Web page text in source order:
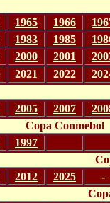
1965 1966
1983 1985
2000 2001
2021 2022
2005 2007
Copa Conmebol
1997
2012 2025
-